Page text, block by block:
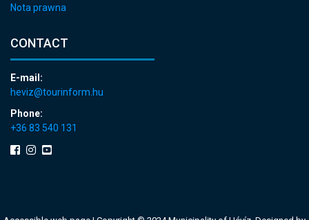
Nota prawna
CONTACT
E-mail:
heviz@tourinform.hu
Phone:
+36 83 540 131